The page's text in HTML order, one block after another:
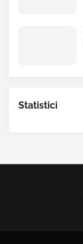
Statistici